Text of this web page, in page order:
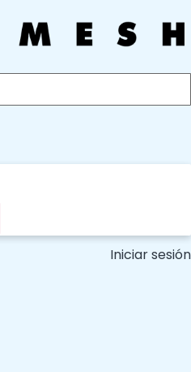
Iniciar sesión